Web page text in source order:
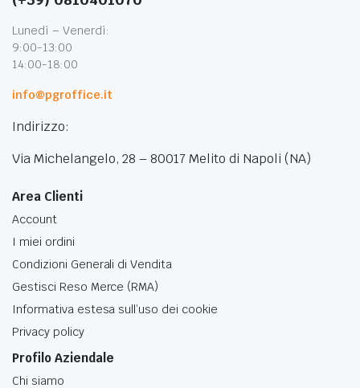
Lunedì – Venerdì:
9:00-13:00
14:00-18:00
info@pgroffice.it
Indirizzo:
Via Michelangelo, 28 – 80017 Melito di Napoli (NA)
Area Clienti
Account
I miei ordini
Condizioni Generali di Vendita
Gestisci Reso Merce (RMA)
Informativa estesa sull’uso dei cookie
Privacy policy
Profilo Aziendale
Chi siamo